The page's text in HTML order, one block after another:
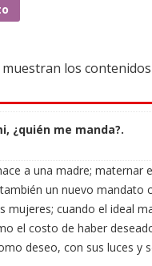
los
¿quién me manda?.
a una madre; maternar
un nuevo mandato
mujeres; cuando el ideal
el costo de haber
deseo, con sus luces y